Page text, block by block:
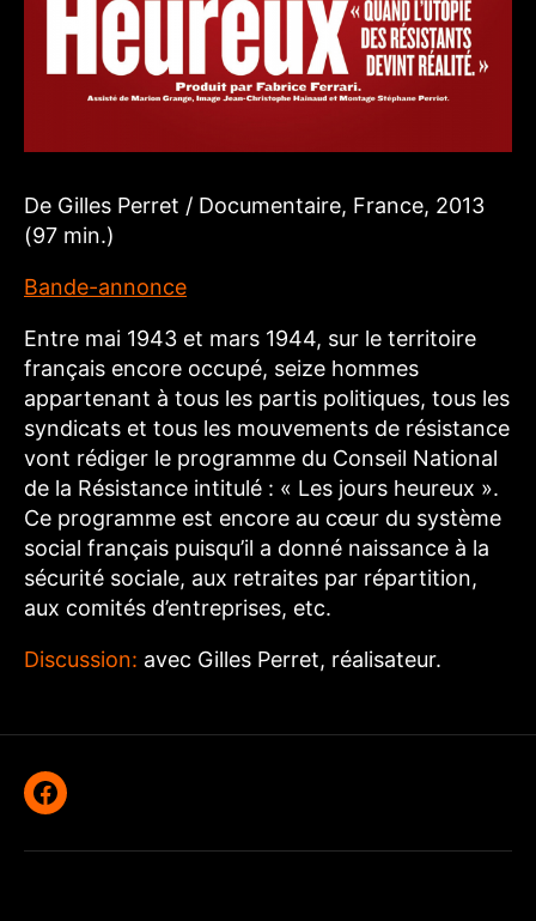
De Gilles Perret / Documentaire, France, 2013
(97 min.)
Bande-annonce
Entre mai 1943 et mars 1944, sur le territoire
français encore occupé, seize hommes
appartenant à tous les partis politiques, tous les
syndicats et tous les mouvements de résistance
vont rédiger le programme du Conseil National
de la Résistance intitulé : « Les jours heureux ».
Ce programme est encore au cœur du système
social français puisqu’il a donné naissance à la
sécurité sociale, aux retraites par répartition,
aux comités d’entreprises, etc.
Discussion: avec Gilles Perret, réalisateur.
Facebook